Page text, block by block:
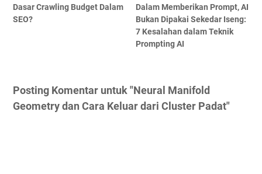
Dasar Crawling Budget Dalam
SEO?
Dalam Memberikan Prompt, AI
Bukan Dipakai Sekedar Iseng:
7 Kesalahan dalam Teknik
Prompting AI
Posting Komentar untuk "Neural Manifold
Geometry dan Cara Keluar dari Cluster Padat"